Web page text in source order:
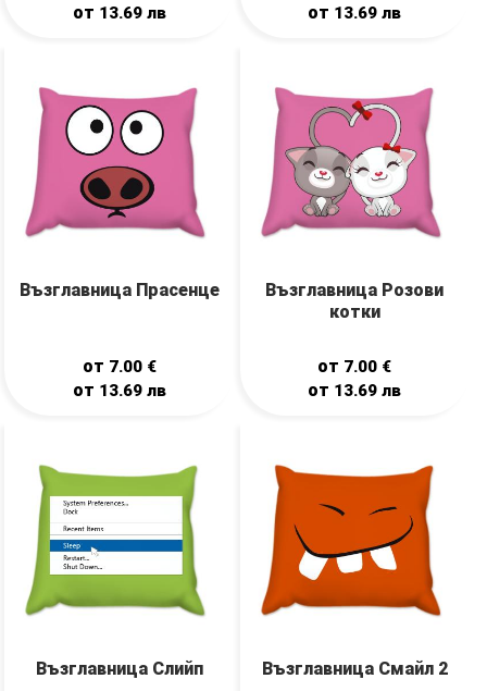
от 13.69 лв от 13.69лв
Възглавница Прасенце
от 7.00 €
от 13.69 лв
Възглавница Розови
котки
от 7.00 €
от 13.69лв
Възглавница Слийп Възглавница Смайл 2